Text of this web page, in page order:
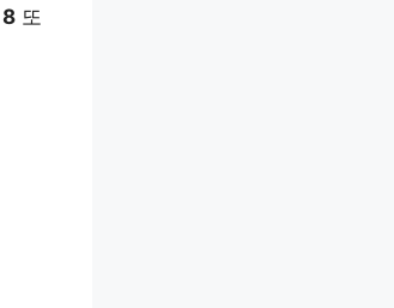
8 또